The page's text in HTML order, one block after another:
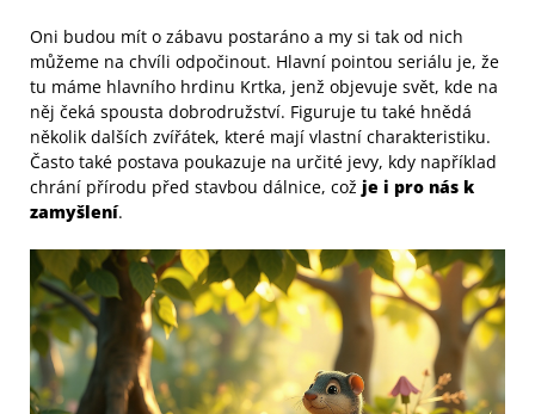
Oni budou mít o zábavu postaráno a my si tak od nich
můžeme na chvíli odpočinout. Hlavní pointou seriálu je, že
tu máme hlavního hrdinu Krtka, jenž objevuje svět, kde na
něj čeká spousta dobrodružství. Figuruje tu také hnědá
několik dalších zvířátek, které mají vlastní charakteristiku.
Často také postava poukazuje na určité jevy, kdy například
chrání přírodu před stavbou dálnice, což je i pro nás k
zamyšlení.